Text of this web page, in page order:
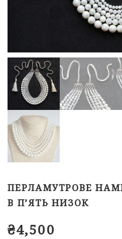
ПЕРЛАМУТРОВЕ
В П’ЯТЬ НИЗОК
₴4,500